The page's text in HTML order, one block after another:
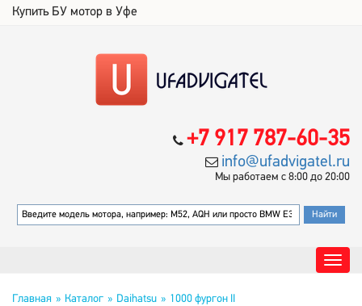
Купить БУ мотор в Уфе
+7 917 787-60-35
info@ufadvigatel.ru
Мы работаем с 8:00 до 20:00
Главная Каталог Daihatsu 1000 фургон II